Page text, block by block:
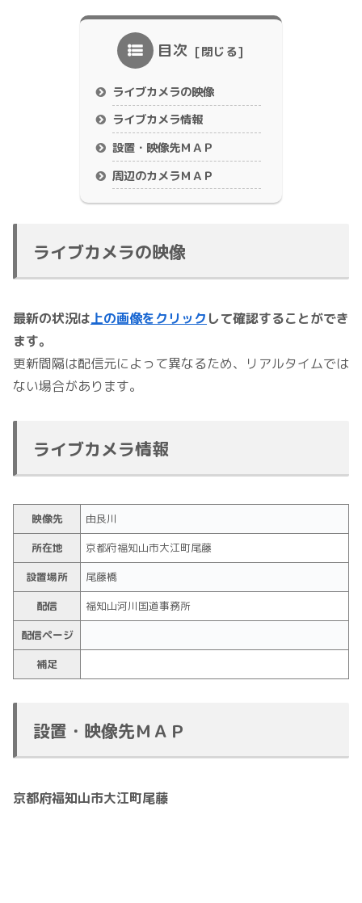
目次
ライブカメラの映像
ライブカメラ情報
設置・映像先ＭＡＰ
周辺のカメラＭＡＰ
ライブカメラの映像
最新の状況は上の画像をクリック して確認することができ
ます。
更新間隔は配信元によって異なるため、リアルタイムでは
ない場合があります。
ライブカメラ情報
映像先
由良川
所在地
京都府福知山市大江町尾藤
設置場所
尾藤橋
配信
福知山河川国道事務所
配信ページ
補足
設置・映像先ＭＡＰ
京都府福知山市大江町尾藤